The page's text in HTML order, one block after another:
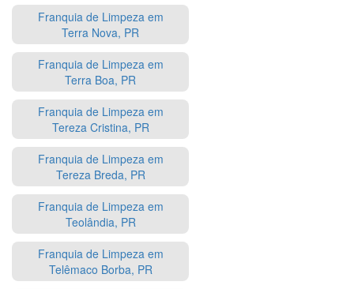
Franquia de Limpeza em
Terra Nova, PR
Franquia de Limpeza em
Terra Boa, PR
Franquia de Limpeza em
Tereza Cristina, PR
Franquia de Limpeza em
Tereza Breda, PR
Franquia de Limpeza em
Teolândia, PR
Franquia de Limpeza em
Telêmaco Borba, PR